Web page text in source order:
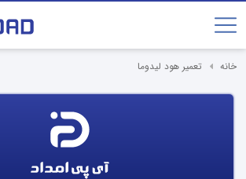
خانه تعمیر هود لیدوما